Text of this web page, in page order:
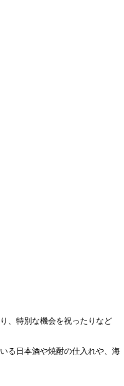
、特別な機会を祝ったりなど
る日本酒や焼酎の仕入れや、海